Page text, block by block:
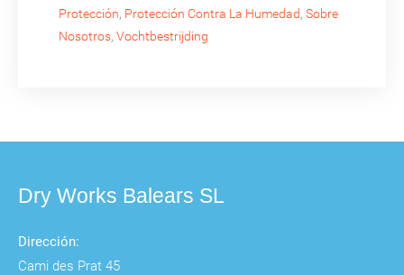
Protección, Protección Contra La Humedad, Sobre
Nosotros, Vochtbestrijding
Dry Works Balears SL
Dirección:
Cami des Prat 45